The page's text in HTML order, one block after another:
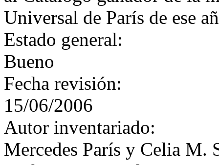
Universal de París de ese
Estado general:
Bueno
Fecha revisión:
15/06/2006
Autor inventariado:
Mercedes París y Celia M.